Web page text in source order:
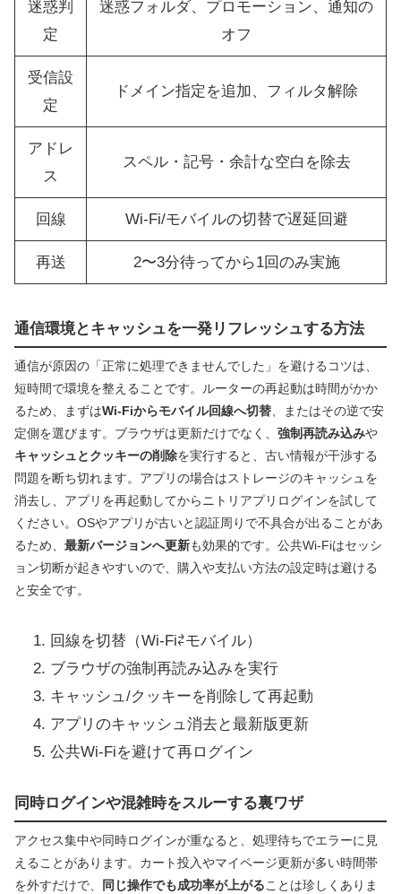
迷惑判
定
迷惑フォルダ、プロモーション、通知の
オフ
受信設
定
ドメイン指定を追加、フィルタ解除
アドレ
ス
スペル・記号・余計な空白を除去
回線 Wi‑Fi/モバイルの切替で遅延回避
再送 2〜3分待ってから1回のみ実施
通信環境とキャッシュを一発リフレッシュする方法
通信が原因の「正常に処理できませんでした」を避けるコツは、
短時間で環境を整えることです。ルーターの再起動は時間がかか
るため、まずはWi‑Fiからモバイル回線へ切替、またはその逆で安
定側を選びます。ブラウザは更新だけでなく、 強制再読み込みや
キャッシュとクッキーの削除を実行すると、古い情報が干渉する
問題を断ち切れます。アプリの場合はストレージのキャッシュを
消去し、アプリを再起動してからニトリアプリログインを試して
ください。OSやアプリが古いと認証周りで不具合が出ることがあ
るため、 最新バージョンへ更新も効果的です。公共Wi‑Fiはセッシ
ョン切断が起きやすいので、購入や支払い方法の設定時は避ける
と安全です。
回線を切替（Wi‑Fi⇄モバイル）
ブラウザの強制再読み込みを実行
キャッシュ/クッキーを削除して再起動
アプリのキャッシュ消去と最新版更新
公共Wi‑Fiを避けて再ログイン
同時ログインや混雑時をスルーする裏ワザ
アクセス集中や同時ログインが重なると、処理待ちでエラーに見
えることがあります。カート投入やマイページ更新が多い時間帯
を外すだけで、
同じ操作でも成功率が上がることは珍しくありま